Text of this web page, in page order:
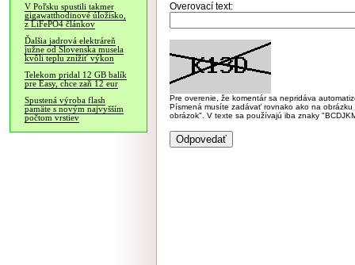
V Poľsku spustili takmer
gigawatthodinové úložisko,
z LiFePO4 článkov
Ďalšia jadrová elektráreň
južne od Slovenska musela
kvôli teplu znížiť výkon
Telekom pridal 12 GB balík
pre Easy, chce zaň 12 eur
Spustená výroba flash
pamäte s novým najvyšším
počtom vrstiev
Overovací text:
Pre overenie, že komentár sa nepridáva
Písmená musíte zadávať rovnako ako na
obrázok". V texte sa používajú iba znaky